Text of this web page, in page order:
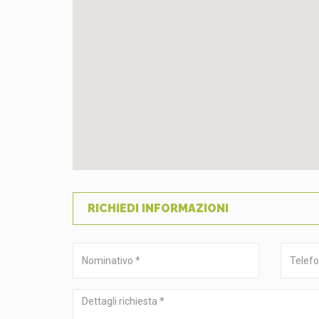
RICHIEDI INFORMAZIONI
Dettagli